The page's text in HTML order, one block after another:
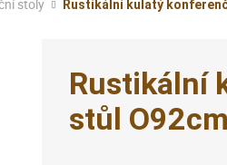
stoly Rustikální kulatý
Rustikální
stůl O92cm